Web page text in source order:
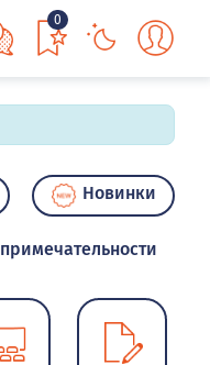
0
Новинки